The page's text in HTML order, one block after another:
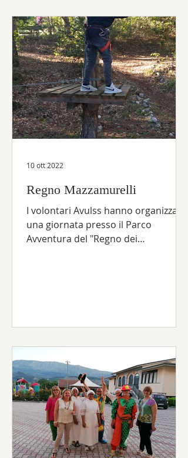
Regno Mazzamurelli
I volontari Avulss hanno organizzato
una giornata presso il Parco
Avventura del "Regno dei
10 ott 2022